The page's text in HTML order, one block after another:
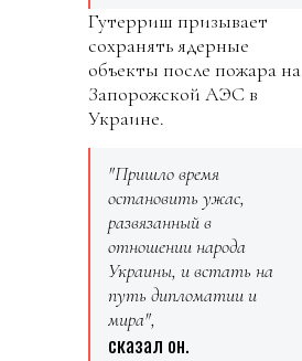
Гутерриш призывает
сохранять ядерные
объекты после пожара на
Запорожской АЭС в
Украине.
"Пришло время
остановить ужас,
развязанный в
отношении народа
Украины, и встать на
путь дипломатии и
мира",
сказал он.